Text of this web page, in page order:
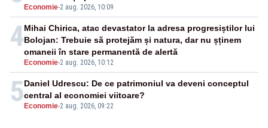
Economie-2 aug. 2026, 10:09
4
Economie-2 aug. 2026, 10:12
Mihai Chirica, atac devastator la adresa progresiștilor lui
Bolojan: Trebuie să protejăm și natura, dar nu șținem
omaneii în stare permanentă de alertă
5 Economie-2 aug. 2026, 09:22
Daniel Udrescu: De ce patrimoniul va deveni conceptul
central al economiei viitoare?